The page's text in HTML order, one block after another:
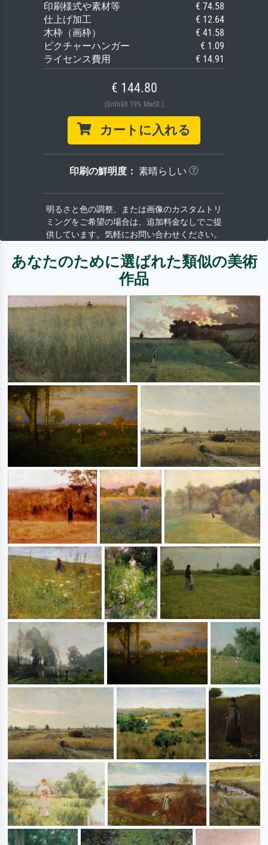
印刷様式や素材等
€ 74.58
仕上げ加工
€ 12.64
木枠（画枠）
€ 41.58
ピクチャーハンガー
€ 1.09
ライセンス費用
€ 14.91
€ 144.80
(Enthält 19% MwSt.)
カートに入れる
印刷の鮮明度： 素晴らしい
明るさと色の調整、または画像のカスタムトリ
ミングをご希望の場合は、追加料金なしでご提
供しています。気軽にお問い合わせください。
あなたのために選ばれた類似の美術
作品